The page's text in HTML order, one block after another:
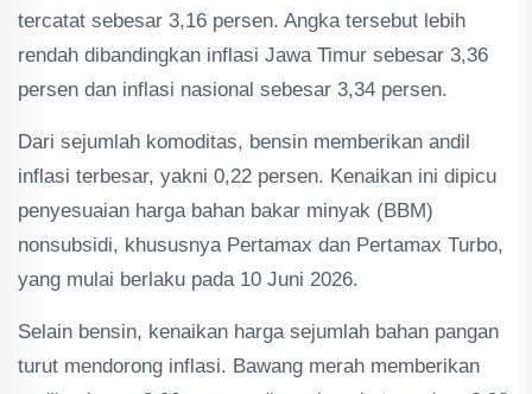
tercatat sebesar 3,16 persen. Angka tersebut lebih
rendah dibandingkan inflasi Jawa Timur sebesar 3,36
persen dan inflasi nasional sebesar 3,34 persen.
Dari sejumlah komoditas, bensin memberikan andil
inflasi terbesar, yakni 0,22 persen. Kenaikan ini dipicu
penyesuaian harga bahan bakar minyak (BBM)
nonsubsidi, khususnya Pertamax dan Pertamax Turbo,
yang mulai berlaku pada 10 Juni 2026.
Selain bensin, kenaikan harga sejumlah bahan pangan
turut mendorong inflasi. Bawang merah memberikan